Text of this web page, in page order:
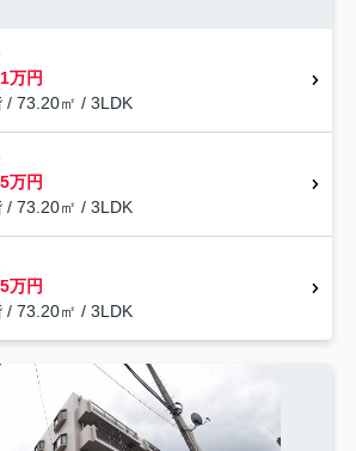
万円
/ 73.20㎡ / 3LDK
万円
/ 73.20㎡ / 3LDK
万円
/ 73.20㎡ / 3LDK